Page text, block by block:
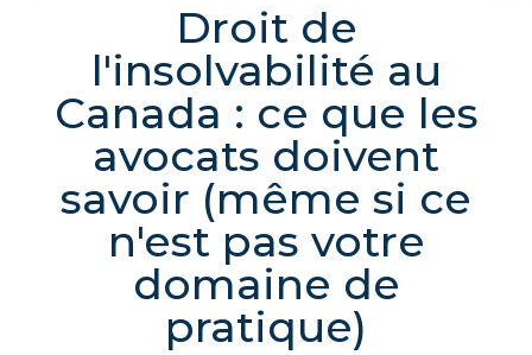
Droit de
l'insolvabilité au
Canada : ce que les
avocats doivent
savoir (même si ce
n'est pas votre
domaine de
pratique)